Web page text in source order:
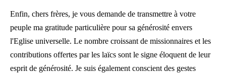
Enfin, chers frères, je vous demande de transmettre à votre
peuple ma gratitude particulière pour sa générosité envers
l'Eglise universelle. Le nombre croissant de missionnaires et les
contributions offertes par les laïcs sont le signe éloquent de leur
esprit de générosité. Je suis également conscient des gestes